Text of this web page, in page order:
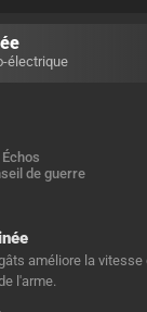
électrique
de guerre
améliore la
l'arme.